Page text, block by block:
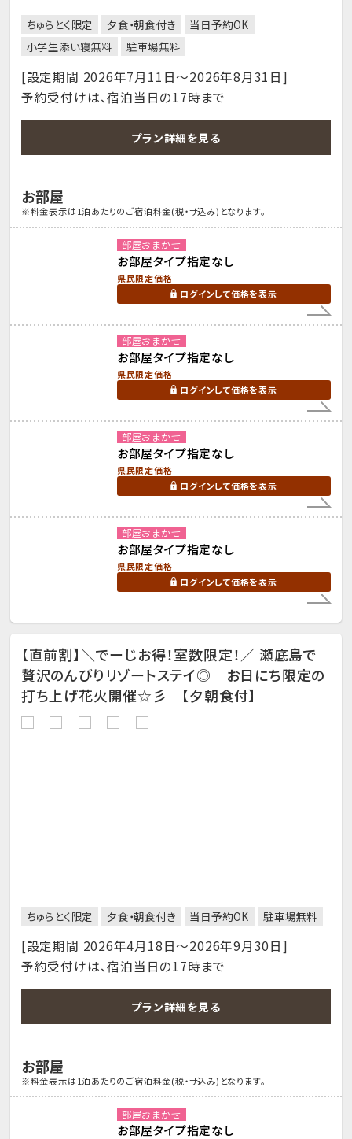
ちゅらとく限定 夕食・朝食付き
当日予約OK
小学生添い寝無料
駐車場無料
[設定期間 2026年7月11日～2026年8月31日]
予約受付けは、宿泊当日の17時まで
プラン詳細を見る
お部屋
※料金表示は1泊あたりのご宿泊料金(税・サ込み)となります。
部屋おまかせ
お部屋タイプ指定なし
県民限定価格
ログインして価格を表示
部屋おまかせ
お部屋タイプ指定なし
県民限定価格
ログインして価格を表示
部屋おまかせ
お部屋タイプ指定なし
県民限定価格
ログインして価格を表示
部屋おまかせ
お部屋タイプ指定なし
県民限定価格
ログインして価格を表示
【直前割】＼でーじお得！室数限定！／ 瀬底島で
贅沢のんびりリゾートステイ◎ お日にち限定の
打ち上げ花火開催☆彡 【夕朝食付】
ちゅらとく限定 夕食・朝食付き 当日予約OK 駐車場無料
[設定期間 2026年4月18日～2026年9月30日]
予約受付けは、宿泊当日の17時まで
プラン詳細を見る
お部屋
※料金表示は1泊あたりのご宿泊料金(税・サ込み)となります。
部屋おまかせ
お部屋タイプ指定なし